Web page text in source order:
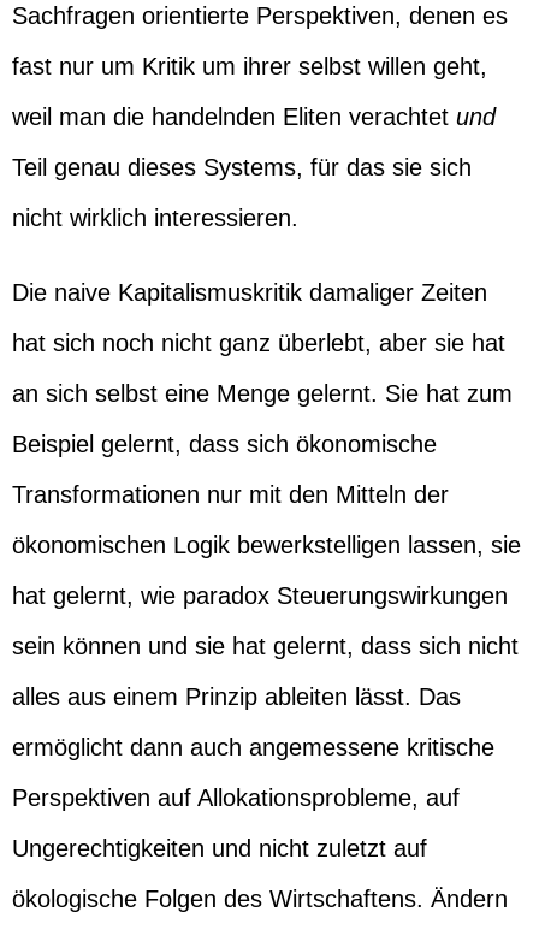
Sachfragen orientierte Perspektiven, denen es
fast nur um Kritik um ihrer selbst willen geht,
weil man die handelnden Eliten verachtet und
Teil genau dieses Systems, für das sie sich
nicht wirklich interessieren.
Die naive Kapitalismuskritik damaliger Zeiten
hat sich noch nicht ganz überlebt, aber sie hat
an sich selbst eine Menge gelernt. Sie hat zum
Beispiel gelernt, dass sich ökonomische
Transformationen nur mit den Mitteln der
ökonomischen Logik bewerkstelligen lassen, sie
hat gelernt, wie paradox Steuerungswirkungen
sein können und sie hat gelernt, dass sich nicht
alles aus einem Prinzip ableiten lässt. Das
ermöglicht dann auch angemessene kritische
Perspektiven auf Allokationsprobleme, auf
Ungerechtigkeiten und nicht zuletzt auf
ökologische Folgen des Wirtschaftens. Ändern